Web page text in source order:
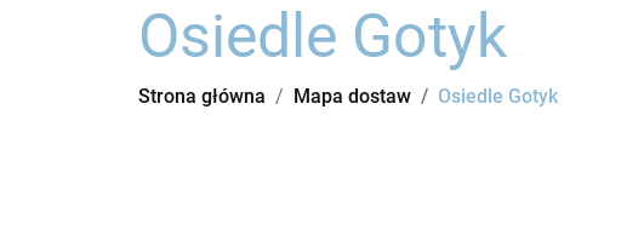
Osiedle Gotyk
Strona główna Mapa dostaw Osiedle Gotyk